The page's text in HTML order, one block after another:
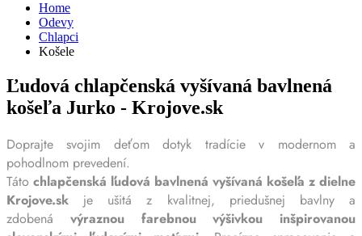
Home
Odevy
Chlapci
Košele
Ľudová chlapčenská vyšívaná bavlnená
košeľa Jurko - Krojove.sk
Doprajte svojim deťom dotyk tradície v modernom a
pohodlnom prevedení.
Táto chlapčenská ľudová bavlnená vyšívaná košeľa z dielne
Krojove.sk je ušitá z kvalitnej, priedušnej bavlny a
zdobená výraznou farebnou výšivkou inšpirovanou